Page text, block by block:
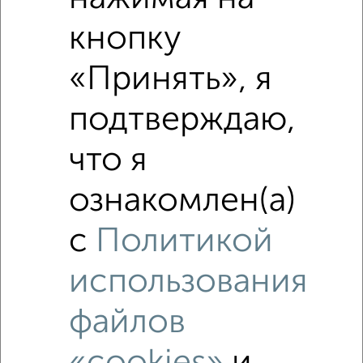
Это предложение
Похожие предложения рядом
1‑комнатные квартиры недалеко от Дугина 5
кнопку
«Принять», я
подтверждаю,
что я
ознакомлен(а)
с Политикой
использования
файлов